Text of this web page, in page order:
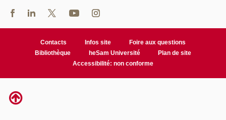
Contacts Infos site
Foire aux questions
Bibliothèque
heSam Université
Plan de site
Accessibilité: non conforme